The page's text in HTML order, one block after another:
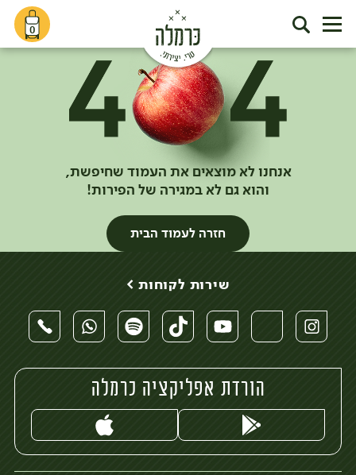
0
אנחנו לא מוצאים את העמוד שחיפשת,
והוא גם לא במגירה של הפירות!
חזרה לעמוד הבית
שירות לקוחות >
הורדת אפליקציה כרמלה